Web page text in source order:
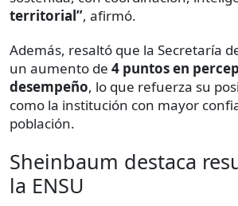
territorial”, afirmó.
Además, resaltó que la Secretaría
un aumento de 4 puntos en
desempeño, lo que refuerza su
como la institución con mayor
población.
Sheinbaum destaca
la ENSU